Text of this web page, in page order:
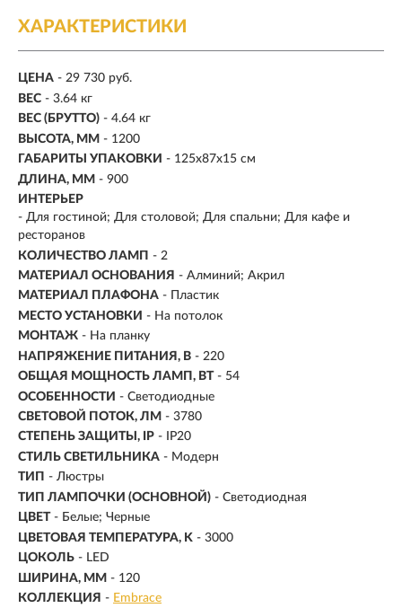
ХАРАКТЕРИСТИКИ
ЦЕНА - 29 730 руб.
ВЕС - 3.64 кг
ВЕС (БРУТТО) - 4.64 кг
ВЫСОТА, ММ - 1200
ГАБАРИТЫ УПАКОВКИ - 125х87х15 см
ДЛИНА, ММ - 900
ИНТЕРЬЕР
- Для гостиной; Для столовой; Для спальни; Для кафе и
ресторанов
КОЛИЧЕСТВО ЛАМП - 2
МАТЕРИАЛ ОСНОВАНИЯ - Алминий; Акрил
МАТЕРИАЛ ПЛАФОНА - Пластик
МЕСТО УСТАНОВКИ - На потолок
МОНТАЖ - На планку
НАПРЯЖЕНИЕ ПИТАНИЯ, В - 220
ОБЩАЯ МОЩНОСТЬ ЛАМП, ВТ - 54
ОСОБЕННОСТИ - Светодиодные
СВЕТОВОЙ ПОТОК, ЛМ - 3780
СТЕПЕНЬ ЗАЩИТЫ, IP - IP20
СТИЛЬ СВЕТИЛЬНИКА - Модерн
ТИП - Люстры
ТИП ЛАМПОЧКИ (ОСНОВНОЙ) - Светодиодная
ЦВЕТ - Белые; Черные
ЦВЕТОВАЯ ТЕМПЕРАТУРА, K - 3000
ЦОКОЛЬ - LED
ШИРИНА, ММ - 120
КОЛЛЕКЦИЯ - Embrace